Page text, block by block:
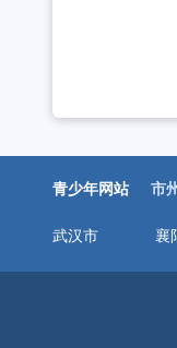
青少年网站 市
武汉市 襄